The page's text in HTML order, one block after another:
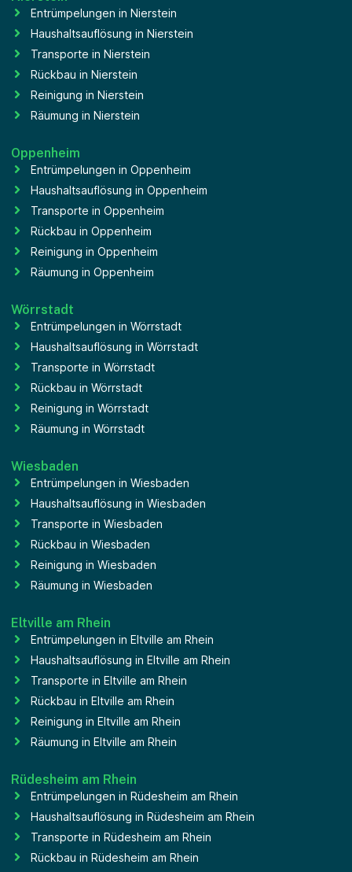
Entrümpelungen in Nierstein
Haushaltsauflösung in Nierstein
Transporte in Nierstein
Rückbau in Nierstein
Reinigung in Nierstein
Räumung in Nierstein
Oppenheim
Entrümpelungen in Oppenheim
Haushaltsauflösung in Oppenheim
Transporte in Oppenheim
Rückbau in Oppenheim
Reinigung in Oppenheim
Räumung in Oppenheim
Wörrstadt
Entrümpelungen in Wörrstadt
Haushaltsauflösung in Wörrstadt
Transporte in Wörrstadt
Rückbau in Wörrstadt
Reinigung in Wörrstadt
Räumung in Wörrstadt
Wiesbaden
Entrümpelungen in Wiesbaden
Haushaltsauflösung in Wiesbaden
Transporte in Wiesbaden
Rückbau in Wiesbaden
Reinigung in Wiesbaden
Räumung in Wiesbaden
Eltville am Rhein
Entrümpelungen in Eltville am Rhein
Haushaltsauflösung in Eltville am Rhein
Transporte in Eltville am Rhein
Rückbau in Eltville am Rhein
Reinigung in Eltville am Rhein
Räumung in Eltville am Rhein
Rüdesheim am Rhein
Entrümpelungen in Rüdesheim am Rhein
Haushaltsauflösung in Rüdesheim am Rhein
Transporte in Rüdesheim am Rhein
Rückbau in Rüdesheim am Rhein